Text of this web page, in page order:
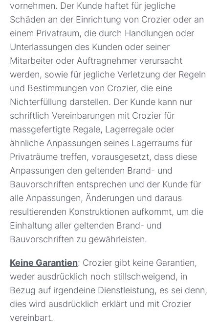
vornehmen. Der Kunde haftet für jegliche
Schäden an der Einrichtung von Crozier oder an
einem Privatraum, die durch Handlungen oder
Unterlassungen des Kunden oder seiner
Mitarbeiter oder Auftragnehmer verursacht
werden, sowie für jegliche Verletzung der Regeln
und Bestimmungen von Crozier, die eine
Nichterfüllung darstellen. Der Kunde kann nur
schriftlich Vereinbarungen mit Crozier für
massgefertigte Regale, Lagerregale oder
ähnliche Anpassungen seines Lagerraums für
Privaträume treffen, vorausgesetzt, dass diese
Anpassungen den geltenden Brand- und
Bauvorschriften entsprechen und der Kunde für
alle Anpassungen, Änderungen und daraus
resultierenden Konstruktionen aufkommt, um die
Einhaltung aller geltenden Brand- und
Bauvorschriften zu gewährleisten.
Keine Garantien: Crozier gibt keine Garantien,
weder ausdrücklich noch stillschweigend, in
Bezug auf irgendeine Dienstleistung, es sei denn,
dies wird ausdrücklich erklärt und mit Crozier
vereinbart.